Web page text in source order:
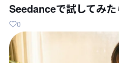
Seedanceで試してみ
0